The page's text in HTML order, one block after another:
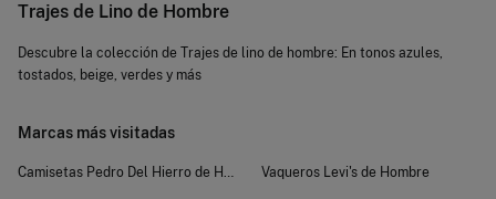
Trajes de Lino de Hombre
Descubre la colección de Trajes de lino de hombre: En tonos azules,
tostados, beige, verdes y más
Marcas más visitadas
Camisetas Pedro Del Hierro de HombreVaqueros Levi's de Hombre